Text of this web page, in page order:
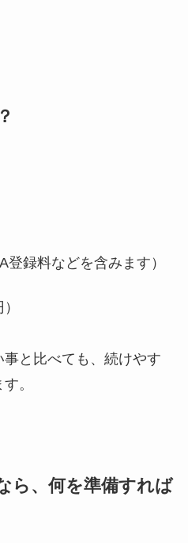
登録料などを含みます）
と比べても、続けやす
。
ら、何を準備すれば